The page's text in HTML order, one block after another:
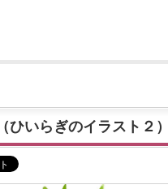
ひいらぎのイラスト２）